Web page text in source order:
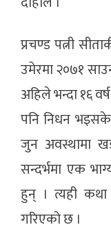
प्रचण्ड पत्नी
उमेरमा २०७१
अहिले भन्दा १६
पनि निधन
जुन अवस्थामा
सन्दर्भमा एक
हुन् । त्यही
गरिएको छ ।